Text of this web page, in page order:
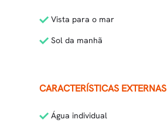
Vista para o mar
Sol da manhã
CARACTERÍSTICAS EXTERNAS
Água individual